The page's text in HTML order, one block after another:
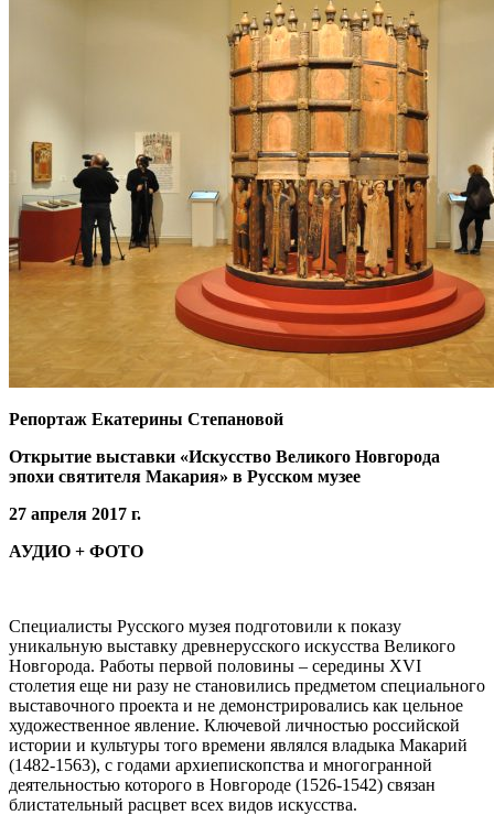
Репортаж Екатерины Степановой
Открытие выставки «Искусство Великого Новгорода
эпохи святителя Макария» в Русском музее
27 апреля 2017 г.
АУДИО + ФОТО
Специалисты Русского музея подготовили к показу
уникальную выставку древнерусского искусства Великого
Новгорода. Работы первой половины – середины XVI
столетия еще ни разу не становились предметом специального
выставочного проекта и не демонстрировались как цельное
художественное явление. Ключевой личностью российской
истории и культуры того времени являлся владыка Макарий
(1482-1563), с годами архиепископства и многогранной
деятельностью которого в Новгороде (1526-1542) связан
блистательный расцвет всех видов искусства.